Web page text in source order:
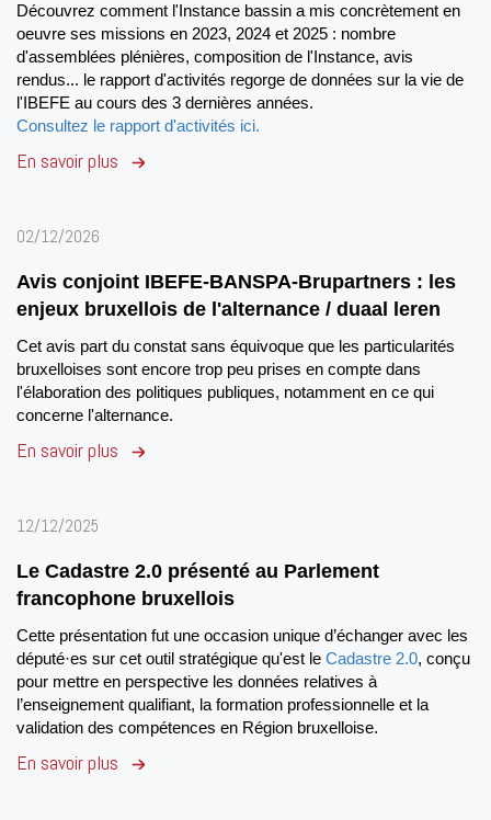
Découvrez comment l'Instance bassin a mis concrètement en
oeuvre ses missions en 2023, 2024 et 2025 : nombre
d'assemblées plénières, composition de l'Instance, avis
rendus... le rapport d'activités regorge de données sur la vie de
l'IBEFE au cours des 3 dernières années.
Consultez le rapport d'activités ici.
En savoir plus
02/12/2026
Avis conjoint IBEFE-BANSPA-Brupartners : les
enjeux bruxellois de l'alternance / duaal leren
Cet avis part du constat sans équivoque que les particularités
bruxelloises sont encore trop peu prises en compte dans
l'élaboration des politiques publiques, notamment en ce qui
concerne l'alternance.
En savoir plus
12/12/2025
Le Cadastre 2.0 présenté au Parlement
francophone bruxellois
Cette présentation fut une occasion unique d’échanger avec les
député·es sur cet outil stratégique qu'est le Cadastre 2.0, conçu
pour mettre en perspective les données relatives à
l’enseignement qualifiant, la formation professionnelle et la
validation des compétences en Région bruxelloise.
En savoir plus